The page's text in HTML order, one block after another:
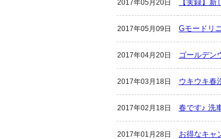
2017年05月20日 【実録】
2017年05月09日 Gモードリ
2017年04月20日 ゴールデン
2017年03月18日 ウキウキ春
2017年02月18日 春です♪ 洗
2017年01月28日 お得なキャ